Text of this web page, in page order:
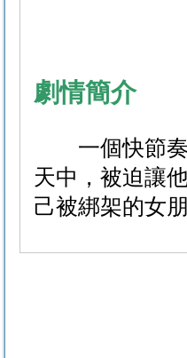
劇情簡介
一個快節奏
天中，被迫讓
己被綁架的女